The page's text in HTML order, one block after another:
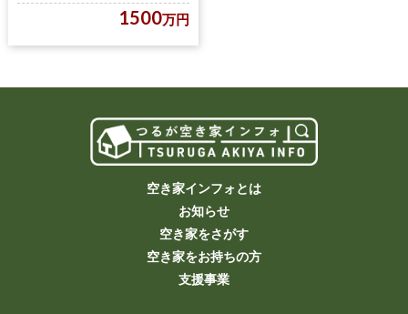
1500万円
空き家インフォとは
お知らせ
空き家をさがす
空き家をお持ちの方
支援事業